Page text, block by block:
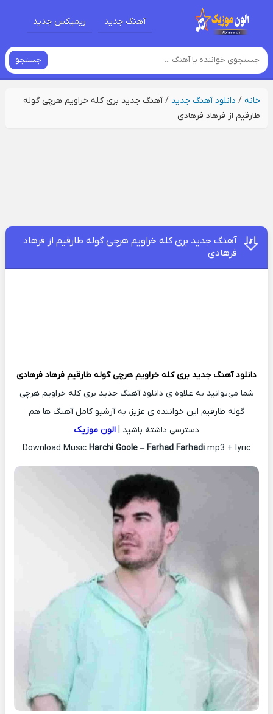
آهنگ جدید ریمیکس جدید
جستجو
خانه/ دانلود آهنگ جدید /آهنگ جدید بری کله خراویم هرچی گوله
طارقیم از فرهاد فرهادی
آهنگ جدید بری کله خراویم هرچی گوله طارقیم از فرهاد
فرهادی
دانلود آهنگ جدید بری کله خراویم هرچی گوله طارقیم فرهاد فرهادی
شما می‌توانید به علاوه ی دانلود آهنگ جدید بری کله خراویم هرچی
گوله طارقیم این خواننده ی عزیز، به آرشیو کامل آهنگ ها هم
دسترسی داشته باشید | الون موزیک
Download Music Harchi Goole – Farhad Farhadi mp3 + lyric